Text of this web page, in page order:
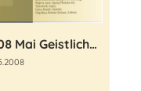
2008 Mai Geistliche Vokalmusik